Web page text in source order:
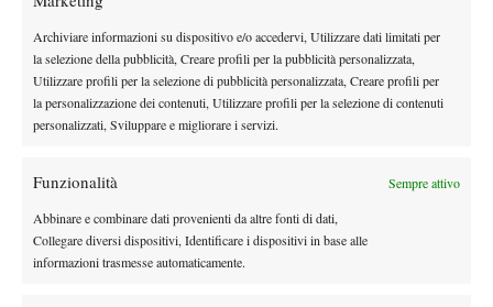
Archiviare informazioni su dispositivo e/o accedervi, Utilizzare dati limitati per
la selezione della pubblicità, Creare profili per la pubblicità personalizzata,
Utilizzare profili per la selezione di pubblicità personalizzata, Creare profili per
la personalizzazione dei contenuti, Utilizzare profili per la selezione di contenuti
personalizzati, Sviluppare e migliorare i servizi.
Funzionalità Sempre attivo
Abbinare e combinare dati provenienti da altre fonti di dati,
Collegare diversi dispositivi, Identificare i dispositivi in base alle
informazioni trasmesse automaticamente.
vista fisico che tecnico. Come tempi siamo sulle 6-7 ore al
giorno, 4 ore di tennis e 2.30-3 di atletica.
Domanda d’obbligo è quella a riguardo del tennis italiano. Chi
pensi che possa, in questo momento, raggiungere più
Il giocatore che mi sembra più pronto per il salto di qualità in
modo da avvicinarsi ai più forti è Marco Cecchinato. Penso che
Marco, se seguito nel modo in cui stanno facendo Cristian
Brandi e il suo team, dovrebbe avvicinarsi ai top 100. Non lo